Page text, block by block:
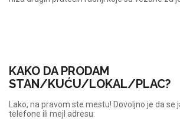
KAKO DA PRODAM
STAN/KUĆU/LOKAL/PLAC?
Lako, na pravom ste mestu! Dovoljno je da se
telefone ili mejl adresu: